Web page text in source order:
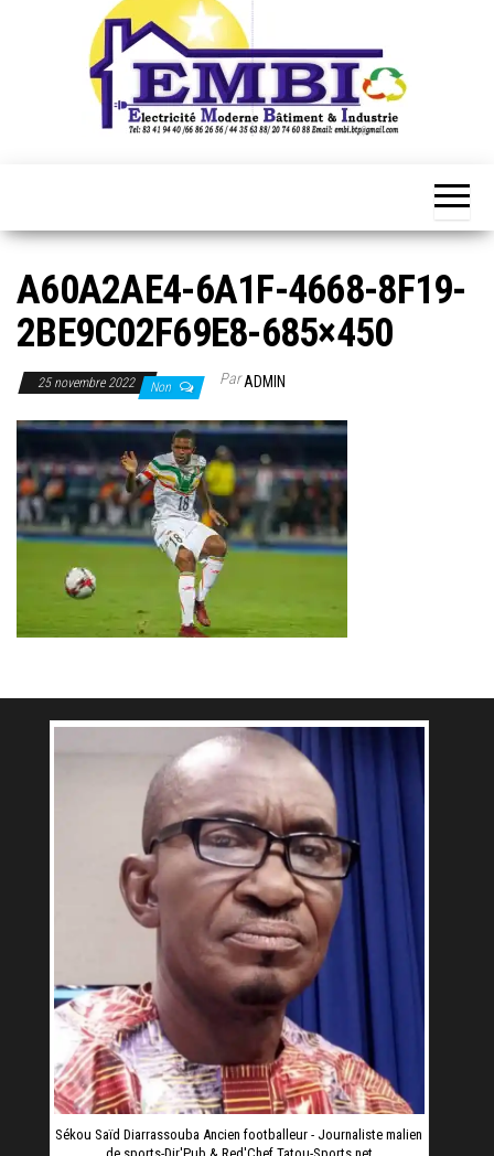
A60A2AE4-6A1F-4668-8F19-
2BE9C02F69E8-685×450
25 novembre 2022 Non ParADMIN
Sékou Saïd Diarrassouba Ancien footballeur - Journaliste malien